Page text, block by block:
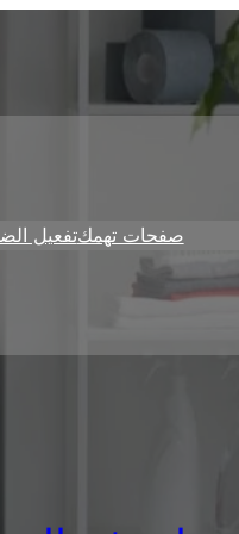
تفعيلصفحات تهمك